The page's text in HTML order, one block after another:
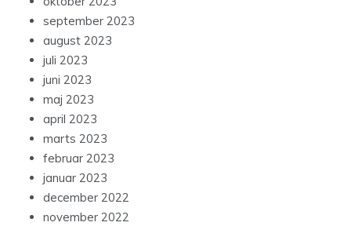
september 2023
august 2023
juli 2023
juni 2023
maj 2023
april 2023
marts 2023
februar 2023
januar 2023
december 2022
november 2022